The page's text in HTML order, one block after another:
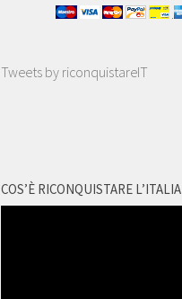
Tweets by riconquistareIT
COS’È RICONQUISTARE L’ITALIA